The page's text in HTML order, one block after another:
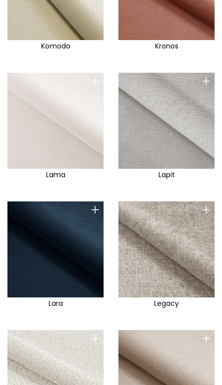
Komodo Kronos
+
Lama
+
Lapit
+
Lara
+
Legacy
+ +